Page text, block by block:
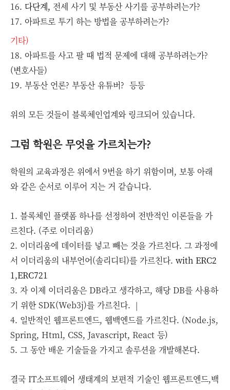
16. 다단계, 전세 사기 및 부동산 사기를 공부하려는가?
17. 아파트로 투기 하는 방법을 공부하려는가?
기타)
18. 아파트를 사고 팔 때 법적 문제에 대해 공부하려는가?
(변호사들)
19. 부동산 언론? 부동산 유튜버? 등등
위의 모든 것들이 블록체인업계와 링크되어 있습니다.
그럼 학원은 무엇을 가르치는가?
학원의 교육과정은 위에서 9번을 하기 위함이며, 보통 아래
와 같은 순서로 이루어 지는 거 같습니다.
1. 블록체인 플랫폼 하나를 선정하여 전반적인 이론들을 가
르친다. (주로 이더리움)
2. 이더리움에 데이터를 넣고 빼는 것을 가르친다. 그 과정에
서 이더리움의 내부언어(솔리디티)를 가르친다. with ERC2
1,ERC721
3. 자 이제 이더리움은 DB라고 생각하고, 해당 DB를 사용하
기 위한 SDK(Web3j)를 가르친다. |
4. 일반적인 웹프론트엔드, 웹백엔드를 가르친다. (Node.js,
Spring, Html, CSS, Javascript, React 등)
5. 그 동안 배운 기술들을 가지고 솔루션을 개발해본다.
결국 IT소프트웨어 생태계의 보편적 기술인 웹프론트엔드,백